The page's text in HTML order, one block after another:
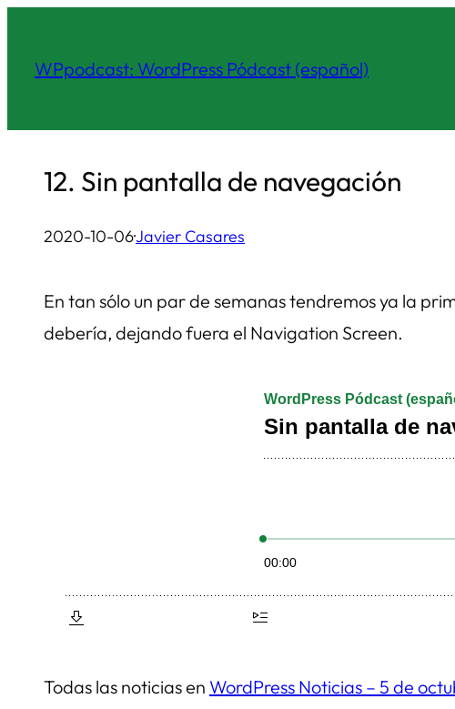
contenido
WPpodcast: WordPress Pódcast (español)
12. Sin pantalla de navegación
2020-10-06·Javier Casares
En tan sólo un par de semanas tendremos ya la
debería, dejando fuera el Navigation Screen.
Todas las noticias en WordPress Noticias – 5 de